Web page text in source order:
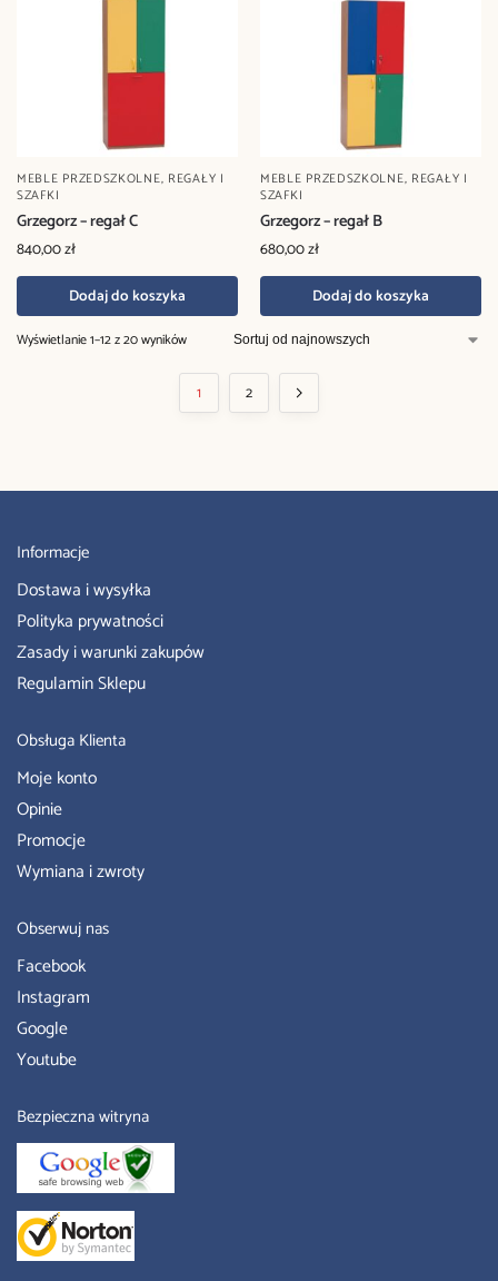
MEBLE PRZEDSZKOLNE, REGAŁY I
SZAFKI
Grzegorz – regał C
840,00zł
Dodaj do koszyka
MEBLE PRZEDSZKOLNE, REGAŁY I
SZAFKI
Grzegorz – regał B
680,00zł
Dodaj do koszyka
Wyświetlanie 1–12 z 20 wyników
1 2
Informacje
Dostawa i wysyłka
Polityka prywatności
Zasady i warunki zakupów
Regulamin Sklepu
Obsługa Klienta
Moje konto
Opinie
Promocje
Wymiana i zwroty
Obserwuj nas
Facebook
Instagram
Google
Youtube
Bezpieczna witryna